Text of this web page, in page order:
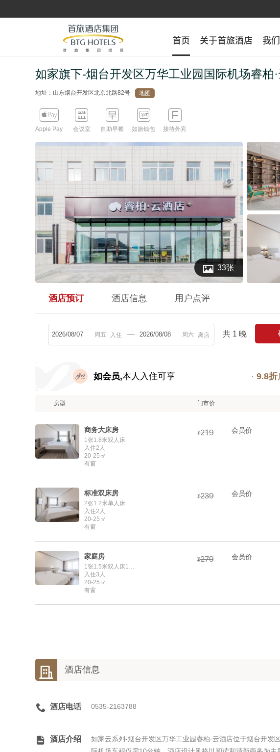
首页 关于首旅酒店 我
首页 关于首旅酒店 我
如家旗下-烟台开发区万华工业园国际机场睿柏
地址：山东烟台开发区北京北路82号 地图

Apple Pay

会议室

自助早餐

如旅钱包

接待外宾
 33张
酒店预订 酒店信息 用户点评
入住 离店 共 1 晚
如会员,本人入住可享 · 9.8折
房型 门市价
商务大床房
1张1.8米双人床
入住2人
20-25㎡
有窗
¥ 会员价
标准双床房
2张1.2米单人床
入住2人
20-25㎡
有窗
¥ 会员价
家庭房
1张1.5米双人床1张1.2米单人床
入住3人
20-25㎡
有窗
¥ 会员价
 酒店信息
 酒店电话 0535-2163788
 酒店介绍
如家云系列-烟台开发区万华工业园睿柏·云酒店位于烟台开发